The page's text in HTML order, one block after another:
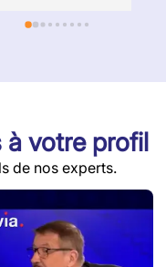
à votre profil
de nos experts.